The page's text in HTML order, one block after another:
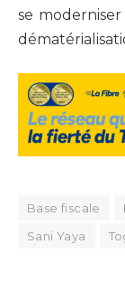
se
Base fiscale
Sani Yaya